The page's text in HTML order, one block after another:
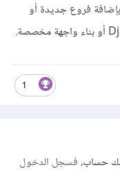
فروع جديدة أو
1
حساب،فسجل الدخول